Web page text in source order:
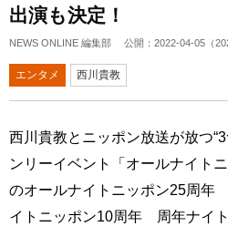
出演も決定！
NEWS ONLINE 編集部 公開： 2022-04-05 （
エンタメ 西川貴教
西川貴教とニッポン放送が放つ
ンリーイベント「オールナイト
のオールナイトニッポン25周年
イトニッポン10周年 周年ナイ